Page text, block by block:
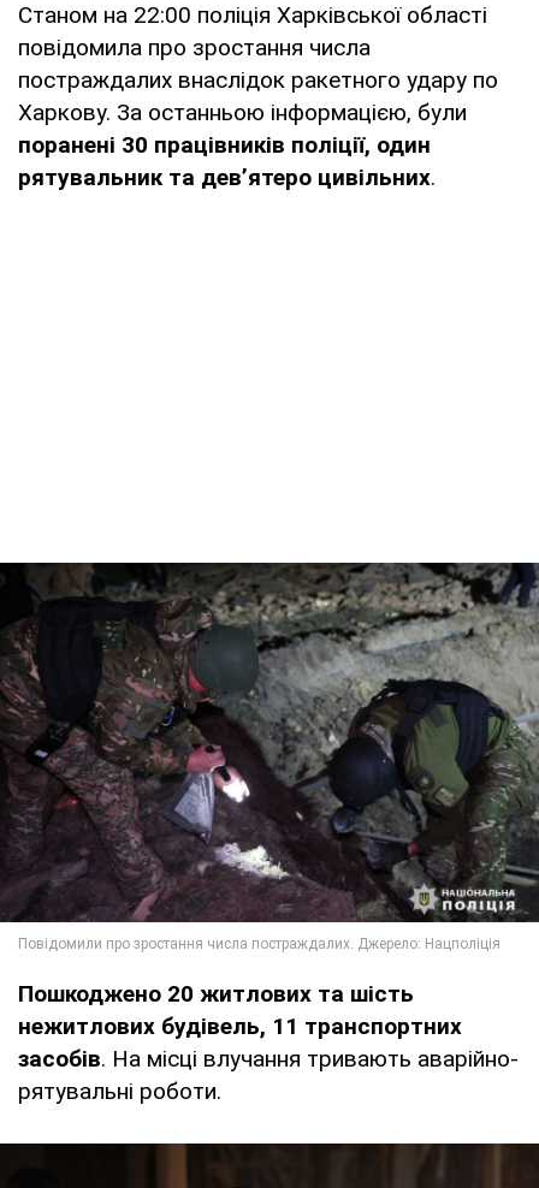
Станом на 22:00 поліція Харківської області
повідомила про зростання числа
постраждалих внаслідок ракетного удару по
Харкову. За останньою інформацією, були
поранені 30 працівників поліції, один
рятувальник та дев’ятеро цивільних.
Пошкоджено 20 житлових та шість
нежитлових будівель, 11 транспортних
засобів. На місці влучання тривають аварійно-
рятувальні роботи.